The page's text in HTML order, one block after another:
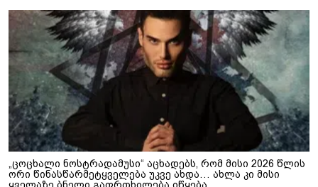
„ცოცხალი ნოსტრადამუსი“ აცხადებს, რომ მისი 2026 წლის
ორი წინასწარმეტყველება უკვე ახდა… ახლა კი მისი